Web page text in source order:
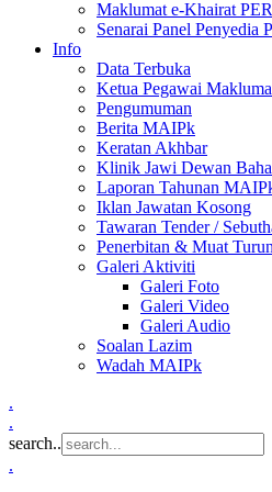
Maklumat e-Khairat
Senarai Panel Penyedia
Info
Data Terbuka
Ketua Pegawai
Pengumuman
Berita MAIPk
Keratan Akhbar
Klinik Jawi Dewan
Laporan Tahunan
Iklan Jawatan Kosong
Tawaran Tender /
Penerbitan & Muat Turun
Galeri Aktiviti
Galeri Foto
Galeri Video
Galeri Audio
Soalan Lazim
Wadah MAIPk
.
.
search..
.